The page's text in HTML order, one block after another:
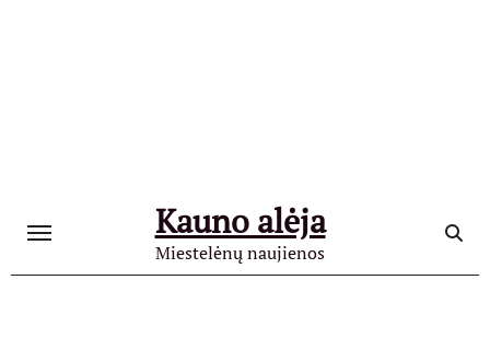
Kauno alėja
Miestelėnų naujienos